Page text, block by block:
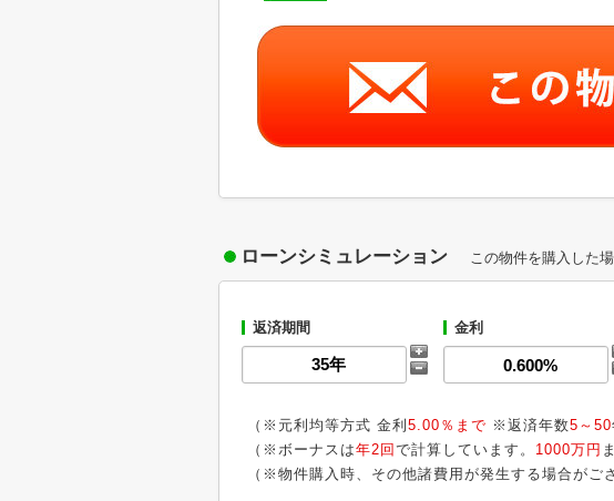
ローンシミュレーション この物件を購入した
返済期間 金利
（※元利均等方式 金利 5.00％まで ※返済年数5～50
（※ボーナスは年2回 で計算しています。 1000万円
（※物件購入時、その他諸費用が発生する場合がご